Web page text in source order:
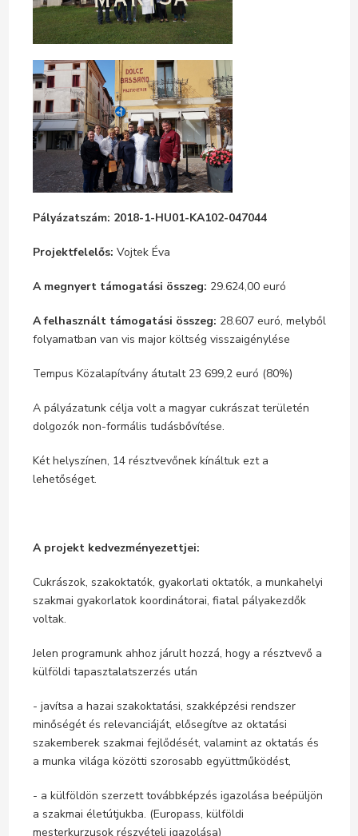
Pályázatszám: 2018-1-HU01-KA102-047044
Projektfelelős: Vojtek Éva
A megnyert támogatási összeg: 29.624,00 euró
A felhasznált támogatási összeg: 28.607 euró, melyből
folyamatban van vis major költség visszaigénylése
Tempus Közalapítvány átutalt 23 699,2 euró (80%)
A pályázatunk célja volt a magyar cukrászat területén
dolgozók non-formális tudásbővítése.
Két helyszínen, 14 résztvevőnek kínáltuk ezt a
lehetőséget.
A projekt kedvezményezettjei:
Cukrászok, szakoktatók, gyakorlati oktatók, a munkahelyi
szakmai gyakorlatok koordinátorai, fiatal pályakezdők
voltak.
Jelen programunk ahhoz járult hozzá, hogy a résztvevő a
külföldi tapasztalatszerzés után
- javítsa a hazai szakoktatási, szakképzési rendszer
minőségét és relevanciáját, elősegítve az oktatási
szakemberek szakmai fejlődését, valamint az oktatás és
a munka világa közötti szorosabb együttműködést,
- a külföldön szerzett továbbképzés igazolása beépüljön
a szakmai életútjukba. (Europass, külföldi
mesterkurzusok részvételi igazolása)